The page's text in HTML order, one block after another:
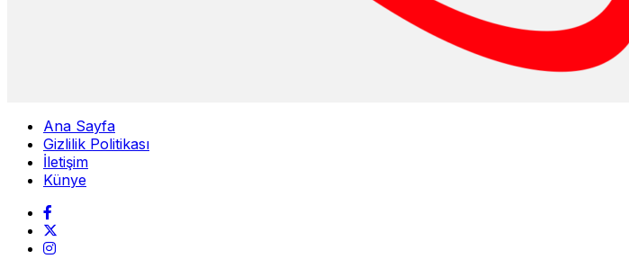
Ana Sayfa
Gizlilik Politikası
İletişim
Künye